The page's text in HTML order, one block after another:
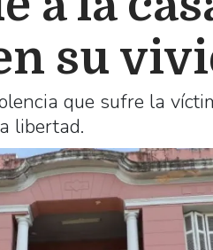
su
que sufre la
libertad.